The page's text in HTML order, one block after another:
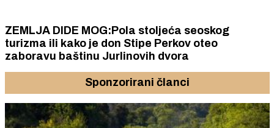
ZEMLJA DIDE MOG:Pola stoljeća seoskog
turizma ili kako je don Stipe Perkov oteo
zaboravu baštinu Jurlinovih dvora
Sponzorirani članci